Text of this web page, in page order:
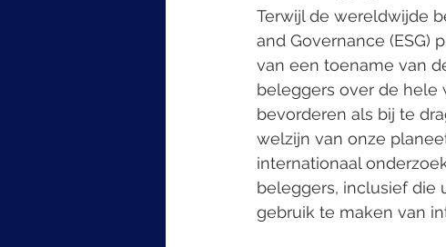
Terwijl de wereldwijde
and Governance (ESG)
van een toename van
beleggers over de hele
bevorderen als bij te
welzijn van onze
internationaal
beleggers, inclusief die
gebruik te maken van